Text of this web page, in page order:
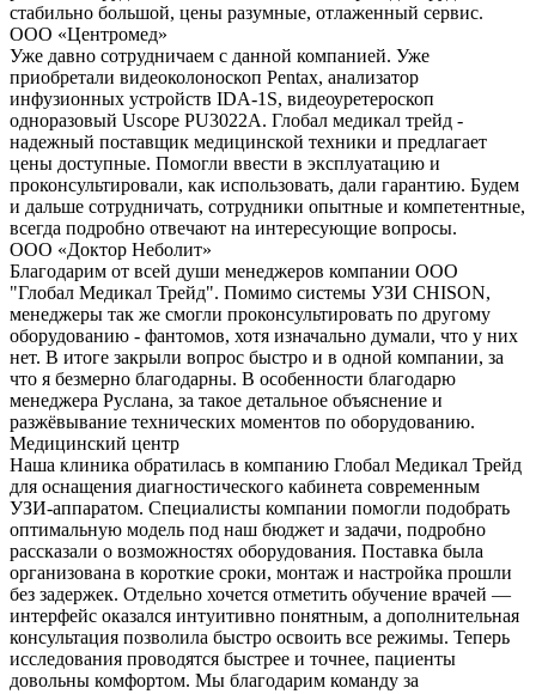
стабильно большой, цены разумные, отлаженный сервис.
ООО «Центромед»
Уже давно сотрудничаем с данной компанией. Уже
приобретали видеоколоноскоп Pentax, анализатор
инфузионных устройств IDA-1S, видеоуретероскоп
одноразовый Uscope PU3022A. Глобал медикал трейд -
надежный поставщик медицинской техники и предлагает
цены доступные. Помогли ввести в эксплуатацию и
проконсультировали, как использовать, дали гарантию. Будем
и дальше сотрудничать, сотрудники опытные и компетентные,
всегда подробно отвечают на интересующие вопросы.
ООО «Доктор Неболит»
Благодарим от всей души менеджеров компании ООО
"Глобал Медикал Трейд". Помимо системы УЗИ CHISON,
менеджеры так же смогли проконсультировать по другому
оборудованию - фантомов, хотя изначально думали, что у них
нет. В итоге закрыли вопрос быстро и в одной компании, за
что я безмерно благодарны. В особенности благодарю
менеджера Руслана, за такое детальное объяснение и
разжёвывание технических моментов по оборудованию.
Медицинский центр
Наша клиника обратилась в компанию Глобал Медикал Трейд
для оснащения диагностического кабинета современным
УЗИ-аппаратом. Специалисты компании помогли подобрать
оптимальную модель под наш бюджет и задачи, подробно
рассказали о возможностях оборудования. Поставка была
организована в короткие сроки, монтаж и настройка прошли
без задержек. Отдельно хочется отметить обучение врачей —
интерфейс оказался интуитивно понятным, а дополнительная
консультация позволила быстро освоить все режимы. Теперь
исследования проводятся быстрее и точнее, пациенты
довольны комфортом. Мы благодарим команду за